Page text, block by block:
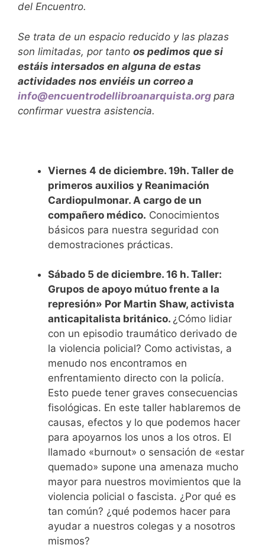
del Encuentro.
Se trata de un espacio reducido y las plazas
son limitadas, por tanto os pedimos que si
estáis intersados en alguna de estas
actividades nos enviéis un correo a
info@encuentrodellibroanarquista.org para
confirmar vuestra asistencia.
Viernes 4 de diciembre. 19h. Taller de
primeros auxilios y Reanimación
Cardiopulmonar. A cargo de un
compañero médico. Conocimientos
básicos para nuestra seguridad con
demostraciones prácticas.
Sábado 5 de diciembre. 16 h. Taller:
Grupos de apoyo mútuo frente a la
represión» Por Martin Shaw, activista
anticapitalista británico. ¿ Cómo lidiar
con un episodio traumático derivado de
la violencia policial? Como activistas, a
menudo nos encontramos en
enfrentamiento directo con la policía.
Esto puede tener graves consecuencias
fisológicas. En este taller hablaremos de
causas, efectos y lo que podemos hacer
para apoyarnos los unos a los otros. El
llamado «burnout» o sensación de «estar
quemado» supone una amenaza mucho
mayor para nuestros movimientos que la
violencia policial o fascista. ¿Por qué es
tan común? ¿qué podemos hacer para
ayudar a nuestros colegas y a nosotros
mismos?